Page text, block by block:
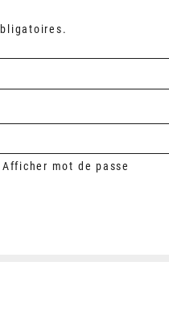
Afficher mot de passe